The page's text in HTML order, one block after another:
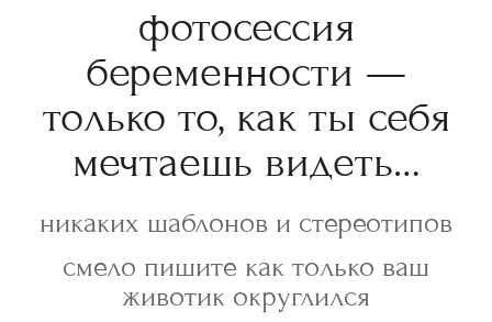
фотосессия
беременности —
только то, как ты себя
мечтаешь видеть…
никаких шаблонов и стереотипов
смело пишите как только ваш
животик округлился